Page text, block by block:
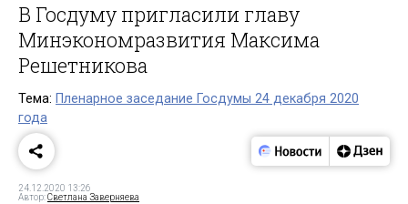
В Госдуму пригласили главу
Минэкономразвития Максима
Решетникова
Тема: Пленарное заседание Госдумы 24 декабря 2020
года
24.12.2020 13:26
Автор:Светлана Заверняева